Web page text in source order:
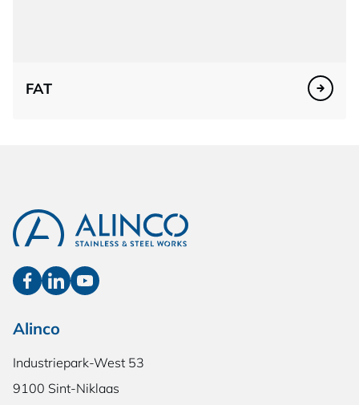
FAT
Alinco
Industriepark-West 53
9100 Sint-Niklaas